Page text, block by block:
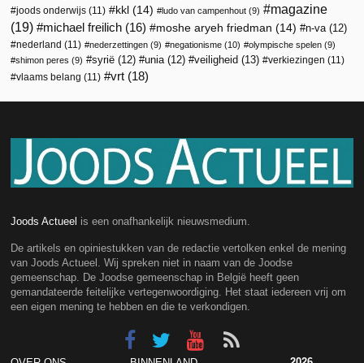
joods onderwijs (11) kkl (14) ludo van campenhout (9)
magazine
(19)
michael freilich (16) moshe aryeh friedman (14) n-va(12)
nederland (11) nederzettingen (9) negationisme (10) olympische spelen (9)
shimon peres (9) syrië (12) unia(12) veiligheid (13) verkiezingen (11)
vlaams belang (11) vrt (18)
Joods Actueel is een onafhankelijk nieuwsmedium.
De artikels en opiniestukken van de redactie vertolken enkel de mening
van Joods Actueel. Wij spreken niet in naam van de Joodse
gemeenschap. De Joodse gemeenschap in België heeft geen
gemandateerde feitelijke vertegenwoordiging. Het staat iedereen vrij om
een eigen mening te hebben en die te verkondigen.